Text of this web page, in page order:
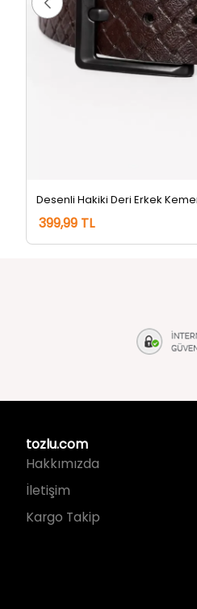
tozlu.com
İletişim
Kargo Takip